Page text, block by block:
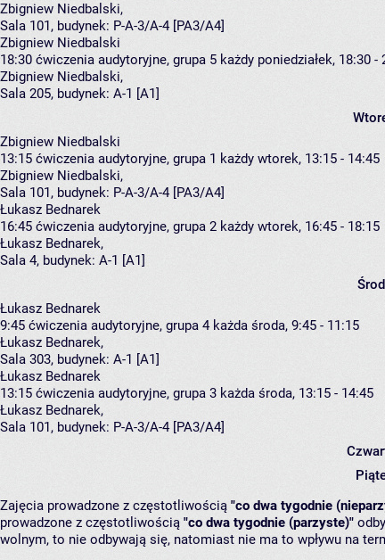
Zbigniew Niedbalski,
Sala 101, budynek: P-A-3/A-4 [PA3/A4]
Zbigniew Niedbalski
18:30 ćwiczenia audytoryjne, grupa 5 każdy poniedziałek, 18:30 -
Zbigniew Niedbalski,
Sala 205, budynek: A-1 [A1]
Zbigniew Niedbalski
13:15 ćwiczenia audytoryjne, grupa 1 każdy wtorek, 13:15 - 14:45
Zbigniew Niedbalski,
Sala 101, budynek: P-A-3/A-4 [PA3/A4]
Łukasz Bednarek
16:45 ćwiczenia audytoryjne, grupa 2 każdy wtorek, 16:45 - 18:15
Łukasz Bednarek,
Sala 4, budynek: A-1 [A1]
Łukasz Bednarek
9:45 ćwiczenia audytoryjne, grupa 4 każda środa, 9:45 - 11:15
Łukasz Bednarek,
Sala 303, budynek: A-1 [A1]
Łukasz Bednarek
13:15 ćwiczenia audytoryjne, grupa 3 każda środa, 13:15 - 14:45
Łukasz Bednarek,
Sala 101, budynek: P-A-3/A-4 [PA3/A4]
Zajęcia prowadzone z częstotliwością "co dwa tygodnie
prowadzone z częstotliwością "co dwa tygodnie (parzyste)"
wolnym, to nie odbywają się, natomiast nie ma to wpływu na